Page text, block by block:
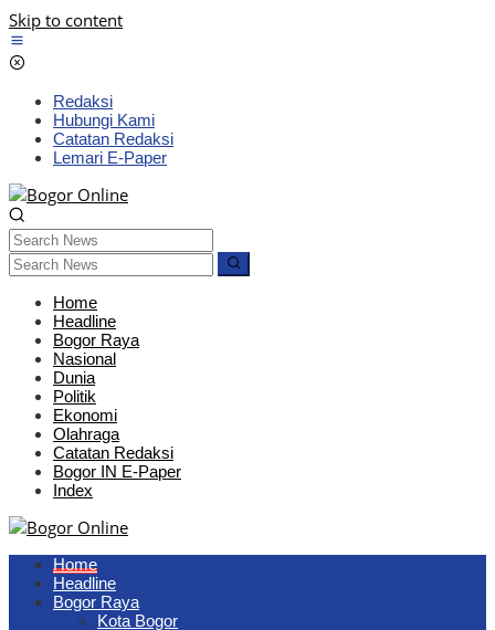
Skip to content
Redaksi
Hubungi Kami
Catatan Redaksi
Lemari E-Paper
Home
Headline
Bogor Raya
Nasional
Dunia
Politik
Ekonomi
Olahraga
Catatan Redaksi
Bogor IN E-Paper
Index
Home
Headline
Bogor Raya
Kota Bogor